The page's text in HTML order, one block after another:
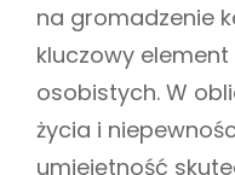
na gromadzenie
kluczowy
osobistych. W
życia i
umiejętność